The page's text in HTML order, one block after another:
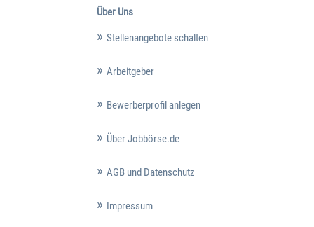
Über Uns
Stellenangebote schalten
Arbeitgeber
Bewerberprofil anlegen
Über Jobbörse.de
AGB und Datenschutz
Impressum